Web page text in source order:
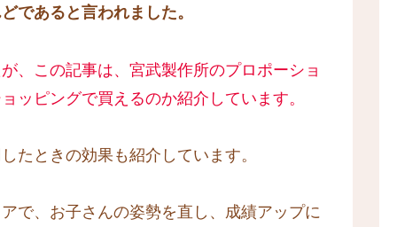
であると言われました。
、この記事は、宮武製作所のプロポーショ
ッピングで買えるのか紹介しています。
たときの効果も紹介しています。
で、お子さんの姿勢を直し、成績アップに